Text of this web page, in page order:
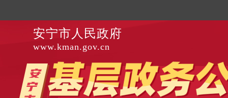
安宁市人民政府
www.kman.gov.cn